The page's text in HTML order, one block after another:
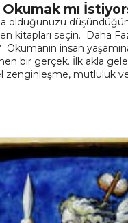
mı
olduğunuzu
kitapları seçin. Daha
Okumanın insan
bir gerçek. İlk akla
zenginleşme, mutluluk